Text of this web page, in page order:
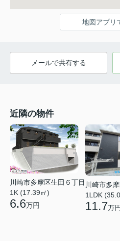
地図アプリ
メールで共有する
近隣の物件
川崎市多摩区生田６丁目
1K (17.39㎡)
6.6万円
川崎市多
1LDK
11.7万円